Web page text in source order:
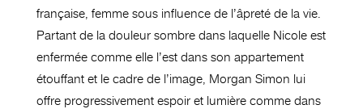
française, femme sous influence de l’âpreté de la vie.
Partant de la douleur sombre dans laquelle Nicole est
enfermée comme elle l’est dans son appartement
étouffant et le cadre de l’image, Morgan Simon lui
offre progressivement espoir et lumière comme dans